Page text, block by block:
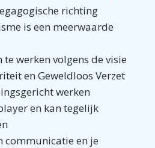
richting
is een meerwaarde
te werken volgens de visie
en Geweldloos Verzet
werken
en kan tegelijk
communicatie en je